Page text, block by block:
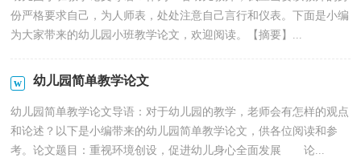
份严格要求自己，为人师表，处处注意自己言行和仪表。下面是小编
为大家带来的幼儿园小班教学论文，欢迎阅读。【摘要】...
幼儿园简单教学论文
幼儿园简单教学论文导语：对于幼儿园的教学，老师会有怎样的观点
和论述？以下是小编带来的幼儿园简单教学论文，供各位阅读和参
考。论文题目：重视环境创设，促进幼儿身心全面发展 论...